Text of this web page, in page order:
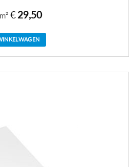
€29,50